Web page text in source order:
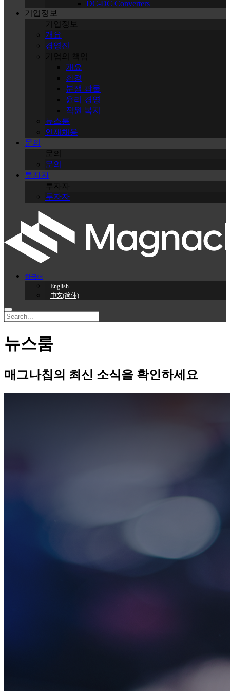
DC-DC Converters
기업정보
기업정보
개요
경영진
기업의 책임
개요
환경
분쟁 광물
윤리 경영
직원 복지
뉴스룸
인재채용
문의
문의
문의
투자자
투자자
투자자
한국어
English
中文(简体)
뉴스룸
매그나칩의 최신 소식을 확인하세요